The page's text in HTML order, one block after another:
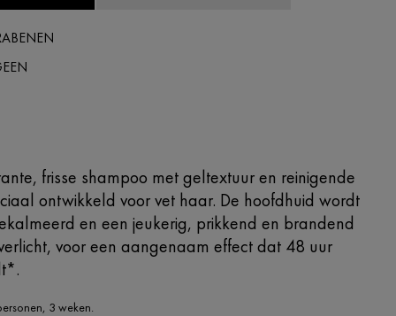
frisse shampoo met geltextuur en reinigende
ontwikkeld voor vet haar. De hoofdhuid wordt
en een jeukerig, prikkend en brandend
voor een aangenaam effect dat 48 uur
3 weken.